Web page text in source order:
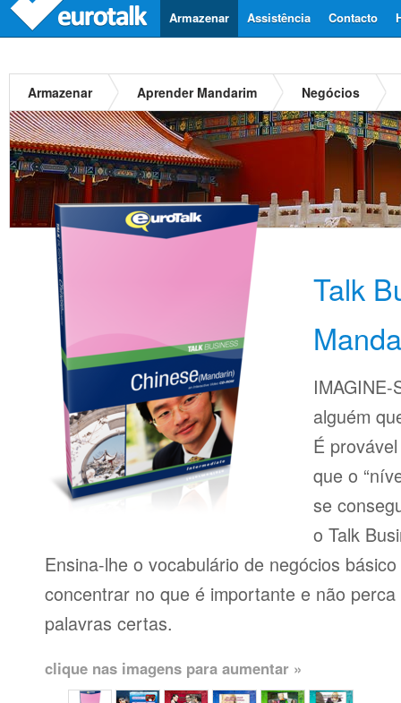
Contacto
Assistência
Armazenar
Armazenar Aprender Mandarim Negócios
Talk
alguém
É
que o
se
o Talk
Ensina-lhe o vocabulário de negócios
concentrar no que é importante e não
palavras certas.
clique nas imagens para aumentar »